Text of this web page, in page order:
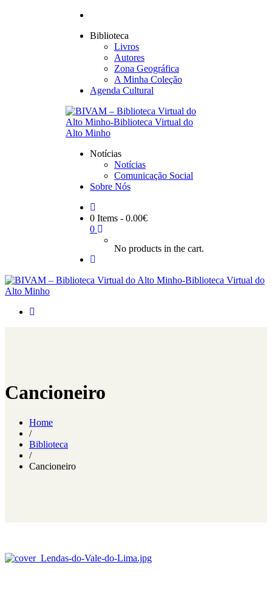
Biblioteca
Livros
Autores
Zona Geográfica
A Minha Coleção
Agenda Cultural
Notícias
Notícias
Comunicação Social
Sobre Nós
0 Items - 0.00€
0
No products in the cart.
Cancioneiro
Home
/
Biblioteca
/
Cancioneiro